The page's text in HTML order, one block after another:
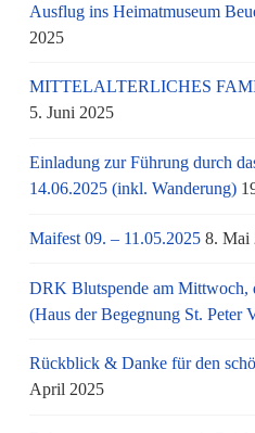
Ausflug ins Heimatmuseum
2025
MITTELALTERLICHES
5. Juni 2025
Einladung zur Führung durch
14.06.2025 (inkl. Wanderung)
Maifest 09. – 11.05.2025 8. Mai
DRK Blutspende am Mittwoch,
(Haus der Begegnung St. Peter
Rückblick & Danke für den
April 2025